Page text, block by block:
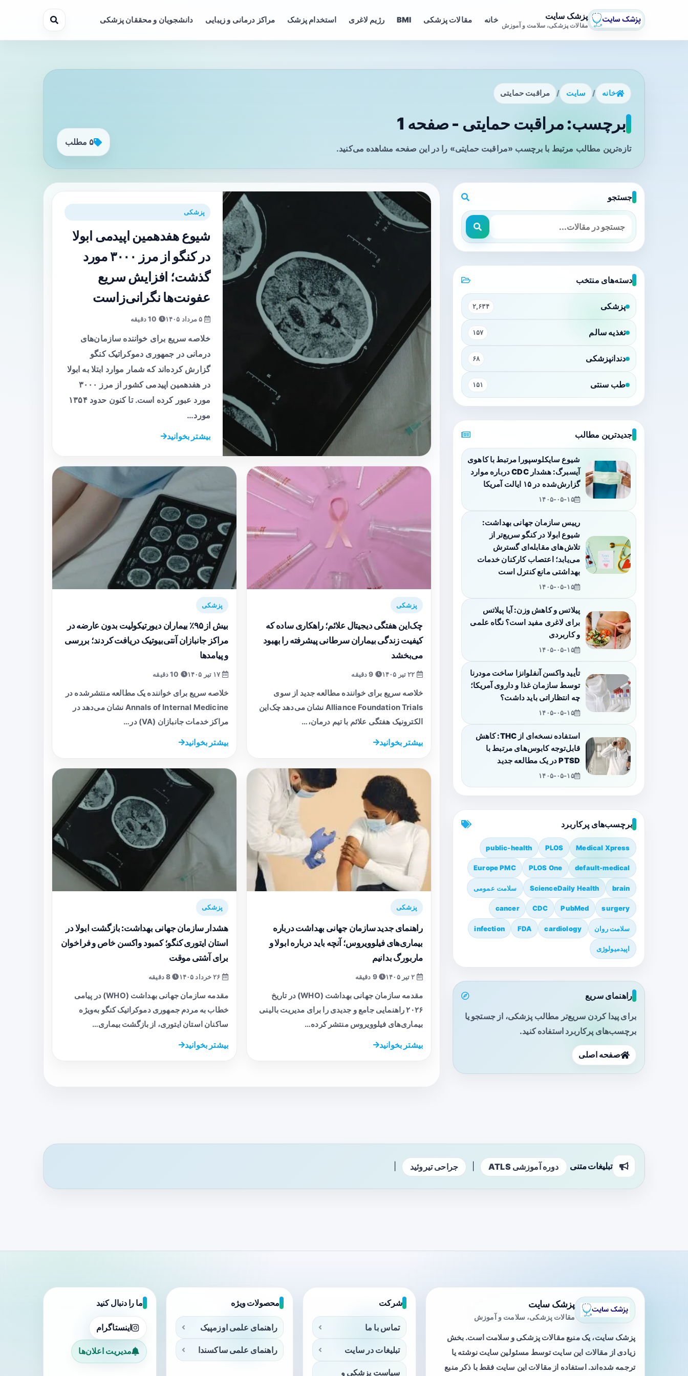
پزشک سایت
مقالات پزشکی، سلامت و آموزش
خانه مقالات پزشکی BMI رژیم لاغری استخدام پزشک مراکز درمانی و زیبایی دانشجویان و محققان پزشکی
خانه / سایت / مراقبت حمایتی
برچسب: مراقبت حمایتی - صفحه 1
تازه‌ترین مطالب مرتبط با برچسب «مراقبت حمایتی» را در این صفحه مشاهده می‌کنید.
۵ مطلب
پزشکی
شیوع هفدهمین اپیدمی ابولا
در کنگو از مرز ۳۰۰۰ مورد
گذشت؛ افزایش سریع
عفونت‌ها نگرانی‌زاست
خلاصه سریع برای خواننده سازمان‌های
درمانی در جمهوری دموکراتیک کنگو
گزارش کرده‌اند که شمار موارد ابتلا به ابولا
در هفدهمین اپیدمی کشور از مرز ۳۰۰۰
مورد عبور کرده است. تا کنون حدود ۱۳۵۴
مورد…
بیشتر بخوانید
پزشکی
چک‌این هفتگی دیجیتال علائم؛ راهکاری ساده که
کیفیت زندگی بیماران سرطانی پیشرفته را بهبود
می‌بخشد
خلاصه سریع برای خواننده مطالعه جدید از سوی
Alliance Foundation Trials نشان می‌دهد چک‌این
الکترونیک هفتگی علائم با تیم درمان،…
بیشتر بخوانید
پزشکی
بیش از ۹۵٪ بیماران دیورتیکولیت بدون عارضه در
مراکز جانبازان آنتی‌بیوتیک دریافت کردند؛ بررسی
و پیامدها
خلاصه سریع برای خواننده یک مطالعه منتشرشده در
Annals of Internal Medicine نشان می‌دهد در
مراکز خدمات جانبازان (VA) در…
بیشتر بخوانید
پزشکی
راهنمای جدید سازمان جهانی بهداشت درباره
بیماری‌های فیلوویروس؛ آنچه باید درباره ابولا و
ماربورگ بدانیم
9 دقیقه
مقدمه سازمان جهانی بهداشت (WHO) در تاریخ
۲۰۲۶ راهنمایی جامع و جدیدی را برای مدیریت بالینی
بیماری‌های فیلوویروس منتشر کرده…
بیشتر بخوانید
پزشکی
هشدار سازمان جهانی بهداشت: بازگشت ابولا در
استان ایتوری کنگو؛ کمبود واکسن خاص و فراخوان
برای آشتی موقت
8 دقیقه
مقدمه سازمان جهانی بهداشت (WHO) در پیامی
خطاب به مردم جمهوری دموکراتیک کنگو به‌ویژه
ساکنان استان ایتوری، از بازگشت بیماری…
بیشتر بخوانید
جستجو
دسته‌های منتخب
پزشکی ۲,۶۳۴
تغذیه سالم ۱۵۷
دندانپزشکی ۶۸
طب سنتی ۱۵۱
جدیدترین مطالب
شیوع سایکلوسپورا مرتبط با کاهوی
آیسبرگ: هشدار CDC درباره موارد
گزارش‌شده در ۱۵ ایالت آمریکا
۱۴۰۵-۰۵-۱۵
رییس سازمان جهانی بهداشت:
شیوع ابولا در کنگو سریع‌تر از
تلاش‌های مقابله‌ای گسترش
می‌یابد؛ اعتصاب کارکنان خدمات
بهداشتی مانع کنترل است
۱۴۰۵-۰۵-۱۵
پیلاتس و کاهش وزن: آیا پیلاتس
برای لاغری مفید است؟ نگاه علمی
و کاربردی
۱۴۰۵-۰۵-۱۵
تأیید واکسن آنفلوانزا ساخت مودرنا
توسط سازمان غذا و داروی آمریکا؛
چه انتظاراتی باید داشت؟
۱۴۰۵-۰۵-۱۵
استفاده نسخه‌ای از THC: کاهش
قابل‌توجه کابوس‌های مرتبط با
PTSD در یک مطالعه جدید
۱۴۰۵-۰۵-۱۵
برچسب‌های پرکاربرد
Medical Xpress
PLOS
public-health
default-medical
PLOS One
Europe PMC
brain
ScienceDaily Health سلامت عمومی
surgery
PubMed
CDC
cancer
سلامت روان cardiology
FDA
infection
اپیدمیولوژی
راهنمای سریع
برای پیدا کردن سریع‌تر مطالب پزشکی، از جستجو یا
برچسب‌های پرکاربرد استفاده کنید.
صفحه اصلی
تبلیغات متنی دوره آموزشی ATLS جراحی تیروئید
پزشک سایت
مقالات پزشکی، سلامت و آموزش
پزشک سایت، یک منبع مقالات پزشکی و سلامت است. بخش
زیادی از مقالات این سایت توسط مسئولین سایت نوشته یا
ترجمه شده‌اند. استفاده از مقالات این سایت فقط با ذکر منبع
شرکت
تماس با ما
تبلیغات در سایت
سیاست پزشکی و
محصولات ویژه
راهنمای علمی اوزمپیک
راهنمای علمی ساکسندا
ما را دنبال کنید
اینستاگرام
مدیریت اعلان‌ها